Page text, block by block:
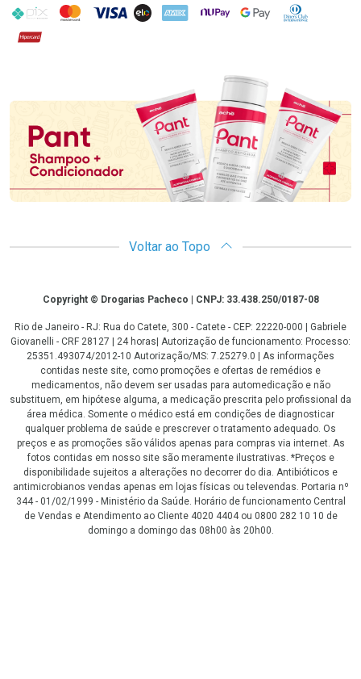
PIX MasterCard
VISA ELO AMEX NuPay Google PayDiners Club
Hipercard
Promoção em Destaque
Voltar ao Topo
CopyrightCopyright © Drogarias Pacheco | CNPJ: 33.438.250/0187-08
Rio de Janeiro - RJ: Rua do Catete, 300 - Catete - CEP: 22220-000 | Gabriele
Giovanelli - CRF 28127 | 24 horas| Autorização de funcionamento: Processo:
25351.493074/2012-10 Autorização/MS: 7.25279.0 | As informações
contidas neste site, como promoções e ofertas de remédios e
medicamentos, não devem ser usadas para automedicação e não
substituem, em hipótese alguma, a medicação prescrita pelo profissional da
área médica. Somente o médico está em condições de diagnosticar
qualquer problema de saúde e prescrever o tratamento adequado. Os
preços e as promoções são válidos apenas para compras via internet. As
fotos contidas em nosso site são meramente ilustrativas. *Preços e
disponibilidade sujeitos a alterações no decorrer do dia. Antibióticos e
antimicrobianos vendas apenas em lojas físicas ou televendas. Portaria nº
344 - 01/02/1999 - Ministério da Saúde. Horário de funcionamento Central
de Vendas e Atendimento ao Cliente 4020 4404 ou 0800 282 10 10 de
domingo a domingo das 08h00 às 20h00.